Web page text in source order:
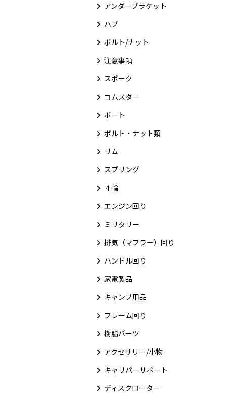
アンダーブラケット
ハブ
ボルト/ナット
注意事項
スポーク
コムスター
ボート
ボルト・ナット類
リム
スプリング
４輪
エンジン回り
ミリタリー
排気（マフラー）回り
ハンドル回り
家電製品
キャンプ用品
フレーム回り
樹脂パーツ
アクセサリー/小物
キャリパーサポート
ディスクローター